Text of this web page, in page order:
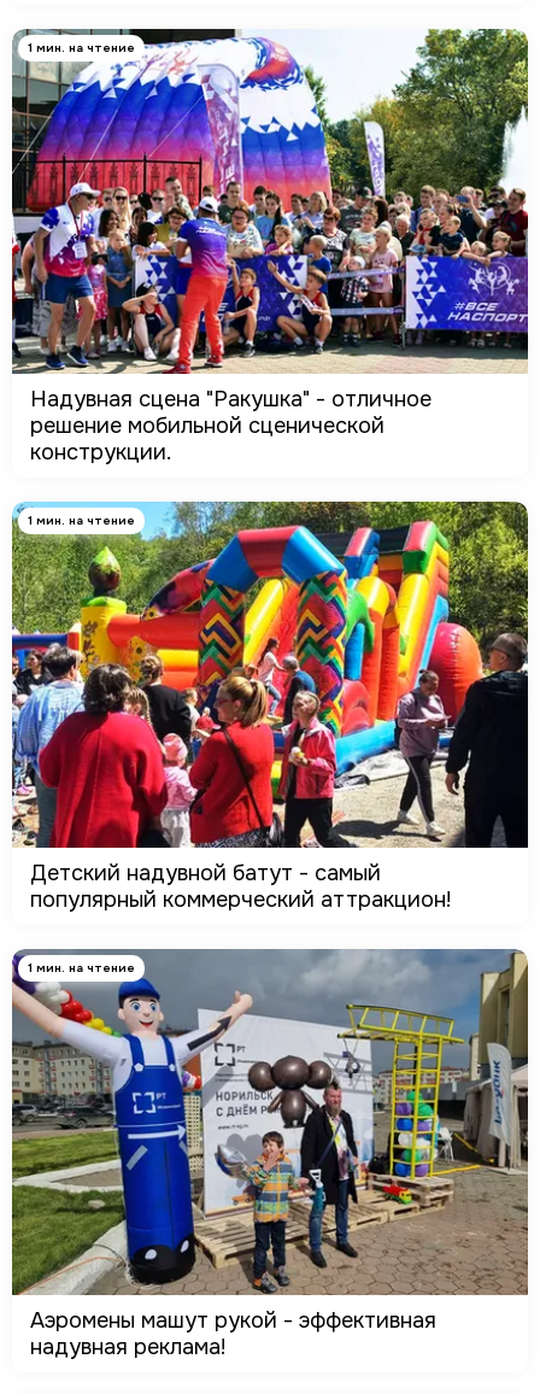
1 мин. на чтение
Надувная сцена "Ракушка" - отличное
решение мобильной сценической
конструкции.
1 мин. на чтение
Детский надувной батут - самый
популярный коммерческий аттракцион!
1 мин. на чтение
Аэромены машут рукой - эффективная
надувная реклама!